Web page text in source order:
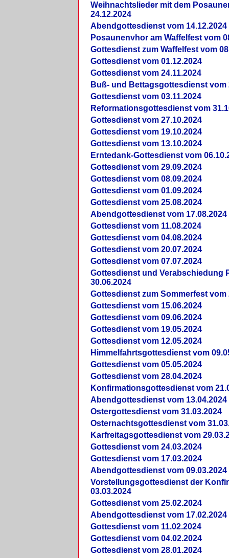
Weihnachtslieder mit dem
24.12.2024
Abendgottesdienst vom 14.12.2024
Posaunenvhor am Waffelfest vom
Gottesdienst zum Waffelfest vom
Gottesdienst vom 01.12.2024
Gottesdienst vom 24.11.2024
Buß- und Bettagsgottesdienst vom
Gottesdienst vom 03.11.2024
Reformationsgottesdienst vom
Gottesdienst vom 27.10.2024
Gottesdienst vom 19.10.2024
Gottesdienst vom 13.10.2024
Erntedank-Gottesdienst vom
Gottesdienst vom 29.09.2024
Gottesdienst vom 08.09.2024
Gottesdienst vom 01.09.2024
Gottesdienst vom 25.08.2024
Abendgottesdienst vom 17.08.2024
Gottesdienst vom 11.08.2024
Gottesdienst vom 04.08.2024
Gottesdienst vom 20.07.2024
Gottesdienst vom 07.07.2024
Gottesdienst und Verabschiedung
30.06.2024
Gottesdienst zum Sommerfest vom
Gottesdienst vom 15.06.2024
Gottesdienst vom 09.06.2024
Gottesdienst vom 19.05.2024
Gottesdienst vom 12.05.2024
Himmelfahrtsgottesdienst vom
Gottesdienst vom 05.05.2024
Gottesdienst vom 28.04.2024
Konfirmationsgottesdienst vom
Abendgottesdienst vom 13.04.2024
Ostergottesdienst vom 31.03.2024
Osternachtsgottesdienst vom
Karfreitagsgottesdienst vom
Gottesdienst vom 24.03.2024
Gottesdienst vom 17.03.2024
Abendgottesdienst vom 09.03.2024
Vorstellungsgottesdienst der
03.03.2024
Gottesdienst vom 25.02.2024
Abendgottesdienst vom 17.02.2024
Gottesdienst vom 11.02.2024
Gottesdienst vom 04.02.2024
Gottesdienst vom 28.01.2024